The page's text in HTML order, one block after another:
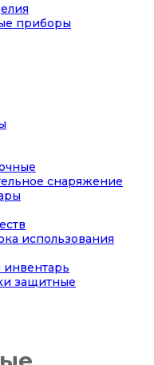
приборы
снаряжение
использования
защитные